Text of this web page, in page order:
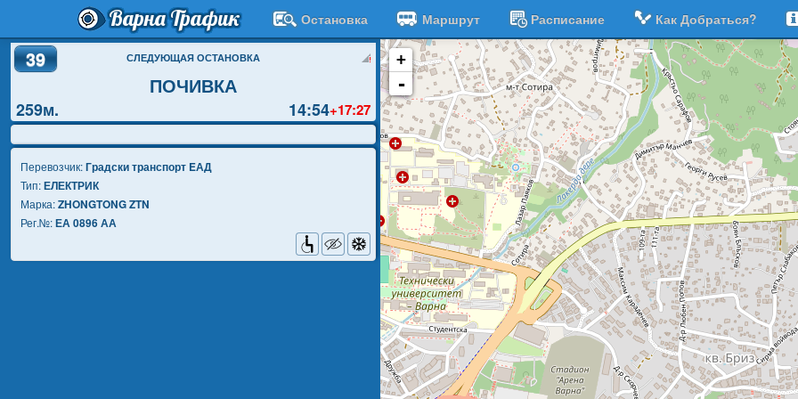
Варна Трафик Остановка Маршрут Расписание Как Добраться?
39 СЛЕДУЮЩАЯ ОСТАНОВКА
ПОЧИВКА
14:54+17:27
259м.
Перевозчик:Градски транспорт EАД
Тип:ЕЛЕКТРИК
Марка:ZHONGTONG ZTN
Рег.№:ЕА 0896 АА
+
-